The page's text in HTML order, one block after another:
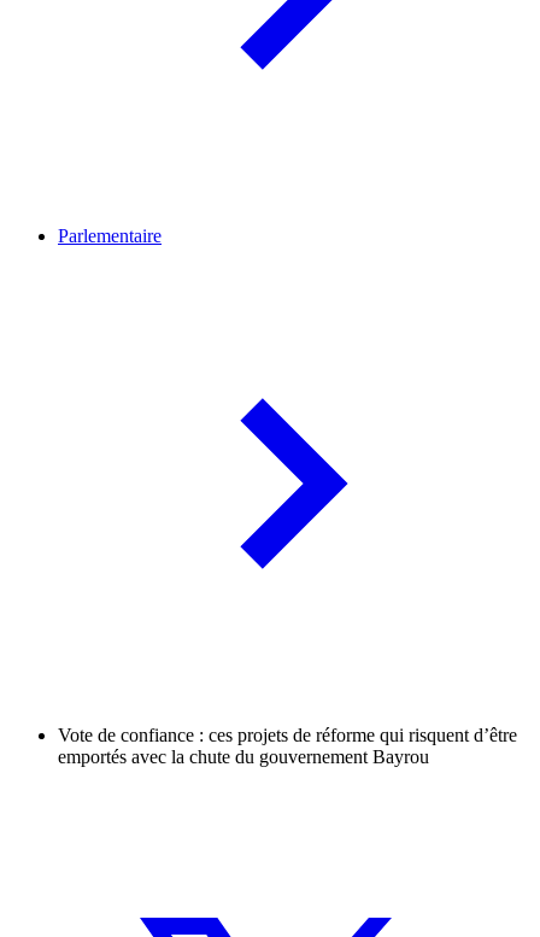
Parlementaire
Vote de confiance : ces projets de réforme qui risquent d’être
emportés avec la chute du gouvernement Bayrou